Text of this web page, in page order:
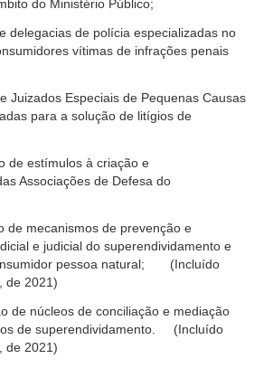
do Ministério Público;
delegacias de polícia especializadas no
vítimas de infrações penais
Juizados Especiais de Pequenas Causas
para a solução de litígios de
de estímulos à criação e
Associações de Defesa do
de mecanismos de prevenção e
e judicial do superendividamento e
pessoa natural; (Incluído
de 2021)
de núcleos de conciliação e mediação
de superendividamento. (Incluído
de 2021)